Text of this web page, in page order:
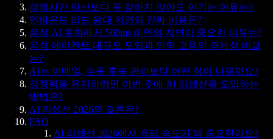
경쟁사가 당신보다 꼭 잘하지 않아도 이기는 이유는?
인바운드 리드 응대 지연의 진짜 비용은?
음성 AI 통화에서 500ms 미만의 지연이 중요한 이유는?
음성 에이전트 대규모 도입과 인력 고용의 경제성 비교
는?
AI는 이메일, 수동 후속 관리보다 어떤 점이 나을까요?
경쟁력을 유지하려면 이번 주에 AI 리셉션을 도입하는
방법은?
AI 리셉션 2026의 결론은?
FAQ
AI 리셉션 2026에서 응답 속도가 왜 중요한가요?